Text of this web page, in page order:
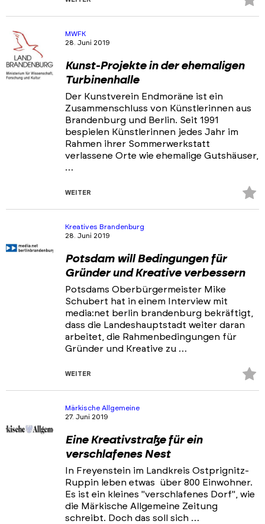
MWFK
28. Juni 2019
Kunst-Projekte in der ehemaligen
Turbinenhalle
Der Kunstverein Endmoräne ist ein
Zusammenschluss von Künstlerinnen aus
Brandenburg und Berlin. Seit 1991
bespielen Künstlerinnen jedes Jahr im
Rahmen ihrer Sommerwerkstatt
verlassene Orte wie ehe­malige Gutshäuser,
…
WEITER
Kreatives Brandenburg
28. Juni 2019
Potsdam will Bedingungen für
Gründer und Kreative verbessern
Potsdams Oberbürgermeister Mike
Schubert hat in einem Interview mit
media:net berlin brandenburg bekräftigt,
dass die Landeshauptstadt weiter daran
arbeitet, die Rahmenbedingungen für
Gründer und Kreative zu …
WEITER
Märkische Allgemeine
27. Juni 2019
Eine Kreativstraße für ein
verschlafenes Nest
In Freyenstein im Landkreis Ostprignitz-
Ruppin leben etwas über 800 Einwohner.
Es ist ein kleines "verschlafenes Dorf", wie
die Märkische Allgemeine Zeitung
schreibt. Doch das soll sich …